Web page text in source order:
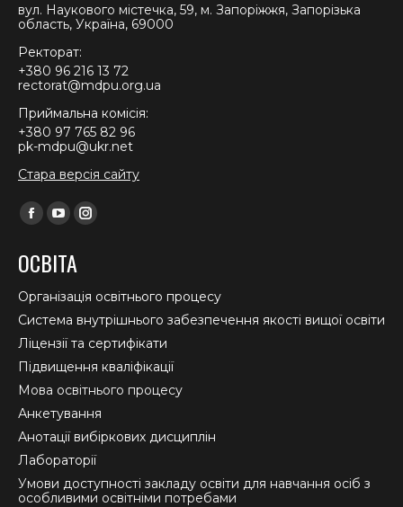
вул. Наукового містечка, 59, м. Запоріжжя, Запорізька
область, Україна, 69000
Ректорат:
+380 96 216 13 72
rectorat@mdpu.org.ua
Приймальна комісія:
+380 97 765 82 96
pk-mdpu@ukr.net
Стара версія сайту
Find us on:
Facebook
opens
in
new
window
YouTube
opens
in
new
window
Instagram
in
new
window
ОСВІТА
Організація освітнього процесу
Система внутрішнього забезпечення якості вищої освіти
Ліцензії та сертифікати
Підвищення кваліфікації
Мова освітнього процесу
Анкетування
Анотації вибіркових дисциплін
Лабораторії
Умови доступності закладу освіти для навчання осіб з
особливими освітніми потребами